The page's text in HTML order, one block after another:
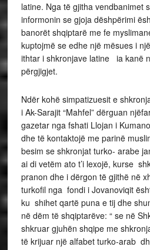
latine. Nga të gjitha vendbanimet
informonin se gjoja dëshpërimi
banorët shqiptarë me fe
kuptojmë se edhe një mësues i
ithtar i shkronjave latine ia kanë
përgjigjet.
Ndër kohë simpatizuesit e
i Ak-Sarajit “Mahfel” dërguan
gazetar nga fshati Llojan i
dhe të kontaktojë me parinë
besim se shkronjat turko- arabe
ai di vetëm ato t’i lexojë, kurse
pranon dhe i dërgon të gjithë në
turkofil nga fondi i Jovanoviqit
ku shihet qartë puna e tij dhe
në dëm të shqiptarëve: “ se në
shkruar gjuhën shqipe me
të krijuar një alfabet turko-arab